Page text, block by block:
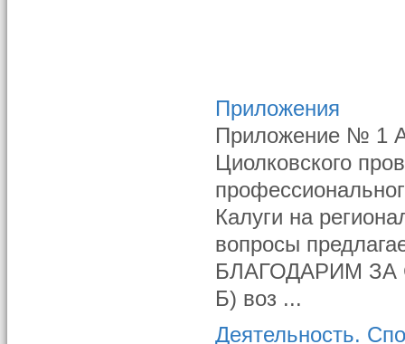
Приложения
Приложение № 1
Циолковского
Калуги на
вопросы
БЛАГОДАРИМ ЗА
Б) воз ...
Деятельность.